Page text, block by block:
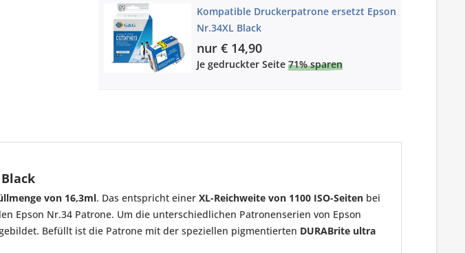
Kompatible Druckerpatrone ersetzt Epson
Nr.34XL Black
nur € 14,90
Je gedruckter Seite71% sparen
von 16,3ml. Das entspricht einer XL-Reichweite von 1100 ISO-Seiten bei
Epson Nr.34 Patrone. Um die unterschiedlichen Patronenserien von Epson
Befüllt ist die Patrone mit der speziellen pigmentierten DURABrite ultra